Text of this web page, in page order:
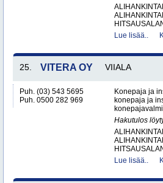
Lue lisää..
25. VITERA OY VIIALA
Puh. (03) 543 5695
Puh. 0500 282 969
Konepaja ja
konepaja ja
Hakutulos
Lue lisää..